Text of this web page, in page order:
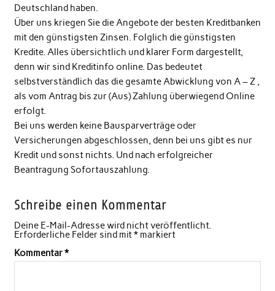
Deutschland haben.
Über uns kriegen Sie die Angebote der besten Kreditbanken
mit den günstigsten Zinsen. Folglich die günstigsten
Kredite. Alles übersichtlich und klarer Form dargestellt,
denn wir sind Kreditinfo online. Das bedeutet
selbstverständlich das die gesamte Abwicklung von A – Z ,
als vom Antrag bis zur (Aus) Zahlung überwiegend Online
erfolgt.
Bei uns werden keine Bausparverträge oder
Versicherungen abgeschlossen, denn bei uns gibt es nur
Kredit und sonst nichts. Und nach erfolgreicher
Beantragung Sofortauszahlung.
Schreibe einen Kommentar
Deine E-Mail-Adresse wird nicht veröffentlicht.
Erforderliche Felder sind mit*markiert
Kommentar*